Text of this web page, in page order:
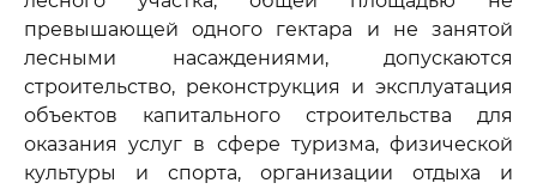
превышающей одного гектара и не занятой
лесными насаждениями, допускаются
строительство, реконструкция и эксплуатация
объектов капитального строительства для
оказания услуг в сфере туризма, физической
культуры и спорта, организации отдыха и